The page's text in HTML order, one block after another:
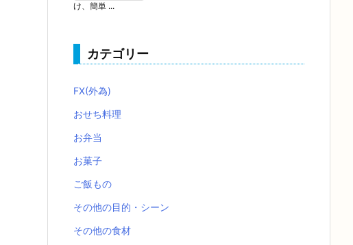
け、簡単 ...
カテゴリー
FX(外為)
おせち料理
お弁当
お菓子
ご飯もの
その他の目的・シーン
その他の食材